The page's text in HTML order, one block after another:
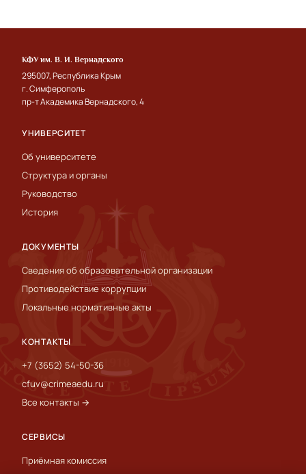
КФУ им. В. И. Вернадского
295007, Республика Крым
г. Симферополь
пр-т Академика Вернадского, 4
УНИВЕРСИТЕТ
Об университете
Структура и органы
Руководство
История
ДОКУМЕНТЫ
Сведения об образовательной организации
Противодействие коррупции
Локальные нормативные акты
КОНТАКТЫ
+7 (3652) 54-50-36
cfuv@crimeaedu.ru
Все контакты →
СЕРВИСЫ
Приёмная комиссия